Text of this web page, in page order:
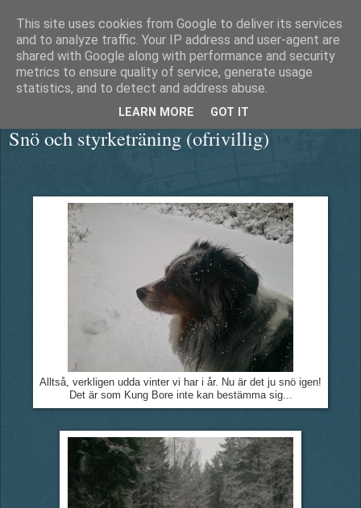
Äventyrshunden Diesel
Snö och styrketräning (ofrivillig)
Alltså, verkligen udda vinter vi har i år. Nu är det ju snö igen!
Det är som Kung Bore inte kan bestämma sig...
This site uses cookies from Google to deliver its services
and to analyze traffic. Your IP address and user-agent are
shared with Google along with performance and security
metrics to ensure quality of service, generate usage
statistics, and to detect and address abuse.
LEARN MORE GOT IT